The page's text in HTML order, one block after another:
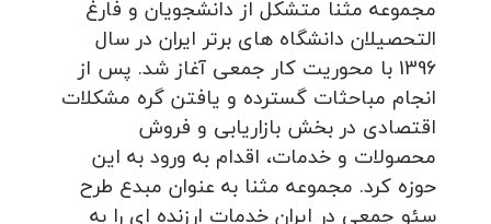
مجموعه مثنا متشکل از دانشجویان و فارغ
التحصیلان دانشگاه های برتر ایران در سال
1396 با محوریت کار جمعی آغاز شد. پس از
انجام مباحثات گسترده و یافتن گره مشکلات
اقتصادی در بخش بازاریابی و فروش
محصولات و خدمات، اقدام به ورود به این
حوزه کرد. مجموعه مثنا به عنوان مبدع طرح
سئو جمعی در ایران خدمات ارزنده ای را به